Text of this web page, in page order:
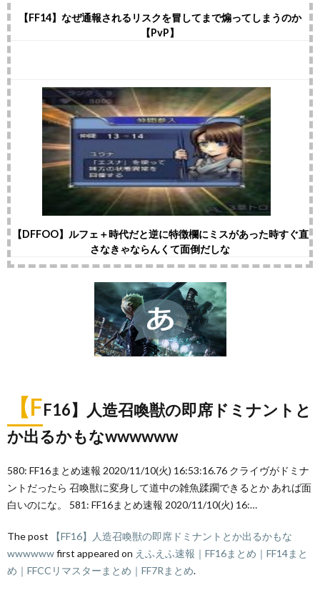
【FF14】なぜ通報されるリスクを冒してまで煽ってしまうのか
【PvP】
【DFFOO】ルフェ＋時代だと逆に特徴欄にミスがあった時すぐ直
さなきゃならんくて面倒だしな
【FF16】人造召喚獣の即席ドミナントと
か出るかもなwwwwww
580: FF16まとめ速報 2020/11/10(火) 16:53:16.76 クライヴがドミナ
ントだったら 召喚獣に変身して道中の雑魚蹂躙できるとか あれば面
白いのにな。 581: FF16まとめ速報 2020/11/10(火) 16:…
The post
【FF16】人造召喚獣の即席ドミナントとか出るかもな
wwwwwwfirst appeared on えふえふ速報｜FF16まとめ｜FF14まと
め｜FFCCリマスターまとめ｜FF7Rまとめ.